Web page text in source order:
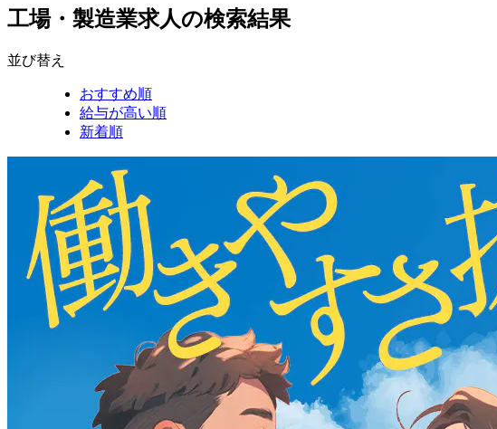
工場・製造業求人の検索結果
並び替え
おすすめ順
給与が高い順
新着順